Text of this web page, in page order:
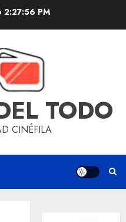
2:27:56 PM
TODO
CINÉFILA